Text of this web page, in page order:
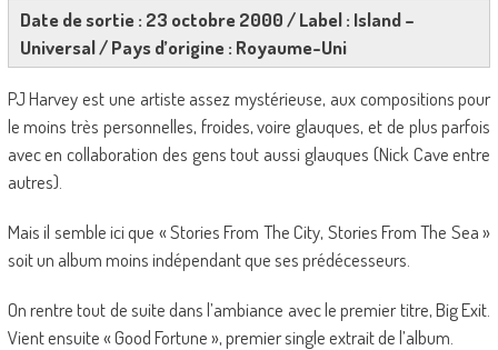
Date de sortie : 23 octobre 2000 / Label : Island –
Universal / Pays d’origine : Royaume-Uni
PJ Harvey est une artiste assez mystérieuse, aux compositions pour
le moins très personnelles, froides, voire glauques, et de plus parfois
avec en collaboration des gens tout aussi glauques (Nick Cave entre
autres).
Mais il semble ici que « Stories From The City, Stories From The Sea »
soit un album moins indépendant que ses prédécesseurs.
On rentre tout de suite dans l’ambiance avec le premier titre, Big Exit.
Vient ensuite « Good Fortune », premier single extrait de l’album.